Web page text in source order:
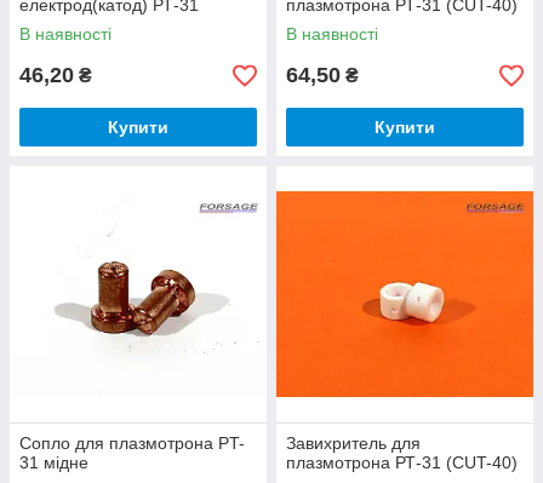
електрод(катод) РТ-31
В наявності
46,20 ₴
Купити
плазмотрона РТ-31 (CUT-40)
В наявності
64,50 ₴
Купити
Сопло для плазмотрона PT-
31 мідне
Завихритель для
плазмотрона РТ-31 (CUT-40)